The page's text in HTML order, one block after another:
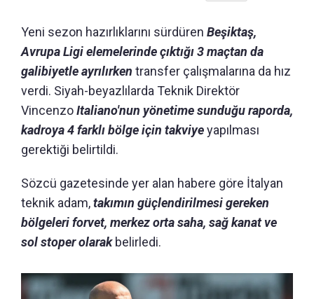
Yeni sezon hazırlıklarını sürdüren Beşiktaş,
Avrupa Ligi elemelerinde çıktığı 3 maçtan da
galibiyetle ayrılırken transfer çalışmalarına da hız
verdi. Siyah-beyazlılarda Teknik Direktör
VincenzoItaliano'nun yönetime sunduğu raporda,
kadroya 4 farklı bölge için takviyeyapılması
gerektiği belirtildi.
Sözcü gazetesinde yer alan habere göre İtalyan
teknik adam,takımın güçlendirilmesi gereken
bölgeleri forvet, merkez orta saha, sağ kanat ve
sol stoper olarakbelirledi.